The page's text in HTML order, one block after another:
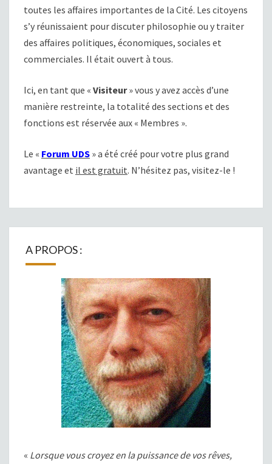
toutes les affaires importantes de la Cité. Les citoyens
s’y réunissaient pour discuter philosophie ou y traiter
des affaires politiques, économiques, sociales et
commerciales. Il était ouvert à tous.
Ici, en tant que « Visiteur» vous y avez accès d’une
manière restreinte, la totalité des sections et des
fonctions est réservée aux « Membres ».
Le « Forum UDS » a été créé pour votre plus grand
avantage et il est gratuit. N’hésitez pas, visitez-le !
A PROPOS :
« Lorsque vous croyez en la puissance de vos rêves,